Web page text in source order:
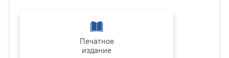
Печатное
издание